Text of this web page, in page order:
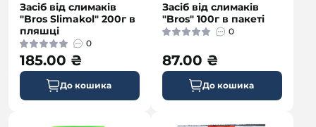
Засіб від слимаків
"Bros Slimakol" 200г в
пляшці
0
185.00 ₴
До кошика
Засіб від слимаків
"Bros" 100г в пакеті
0
87.00 ₴
До кошика